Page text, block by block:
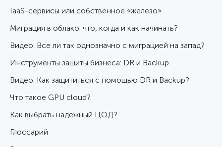
IaaS-сервисы или собственное «железо»
Миграция в облако: что, когда и как начинать?
Видео: Все ли так однозначно с миграцией на запад?
Инструменты защиты бизнеса: DR и Backup
Видео: Как защититься с помощью DR и Backup?
Что такое GPU cloud?
Как выбрать надежный ЦОД?
Глоссарий